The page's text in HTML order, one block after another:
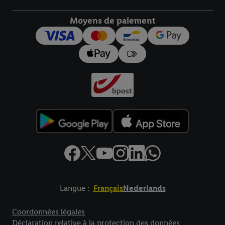
Moyens de paiement
Langue : FrançaisNederlands
Coordonnées légales
Déclaration relative à la protection des données
pour l’avenir dans notre
déclaration relative à la protection des
données.Vous trouverez les impressions ici.